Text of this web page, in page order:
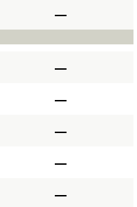
–
–
–
–
–
–